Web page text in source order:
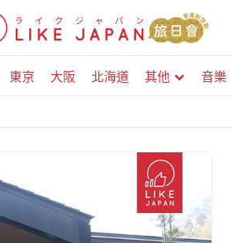
東京 大阪 北海道 其他 音樂